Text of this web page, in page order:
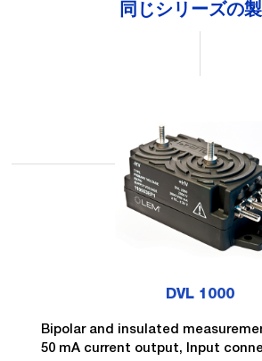
同じシリーズの
DVL 1000
Bipolar and insulated
50 mA current output, Input